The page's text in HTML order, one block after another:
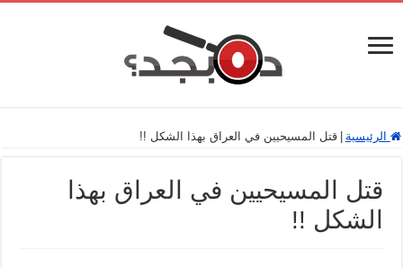
الرئيسية قتل المسيحيين في العراق بهذا الشكل !!
قتل المسيحيين في العراق بهذا
الشكل !!